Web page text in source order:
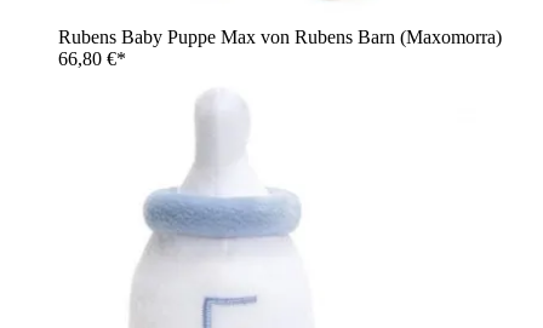
Rubens Baby Puppe Max von Rubens Barn (Maxomorra)
66,80 €*